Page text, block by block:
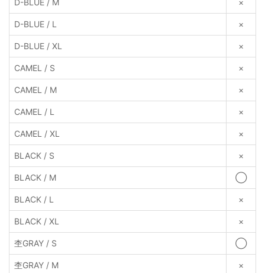
D-BLUE / M ×
D-BLUE / L ×
D-BLUE / XL ×
CAMEL / S ×
CAMEL / M ×
CAMEL / L ×
CAMEL / XL ×
BLACK / S ×
BLACK / M ◯
BLACK / L ×
BLACK / XL ×
杢GRAY / S ◯
杢GRAY / M ×